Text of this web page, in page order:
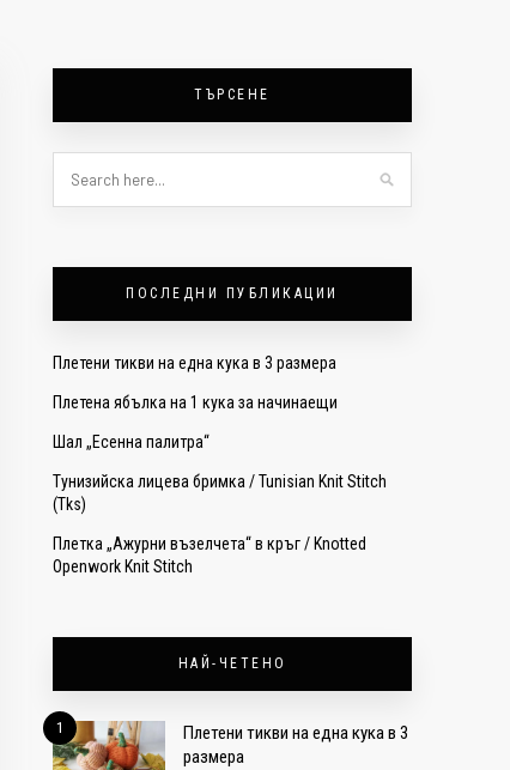
ТЪРСЕНЕ
ПОСЛЕДНИ ПУБЛИКАЦИИ
Плетени тикви на една кука в 3 размера
Плетена ябълка на 1 кука за начинаещи
Шал „Есенна палитра“
Тунизийска лицева бримка / Tunisian Knit Stitch
(Tks)
Плетка „Ажурни възелчета“ в кръг / Knotted
Openwork Knit Stitch
НАЙ-ЧЕТЕНО
1
Плетени тикви на една кука в 3
размера